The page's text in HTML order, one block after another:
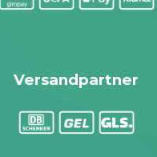
Versandpartner